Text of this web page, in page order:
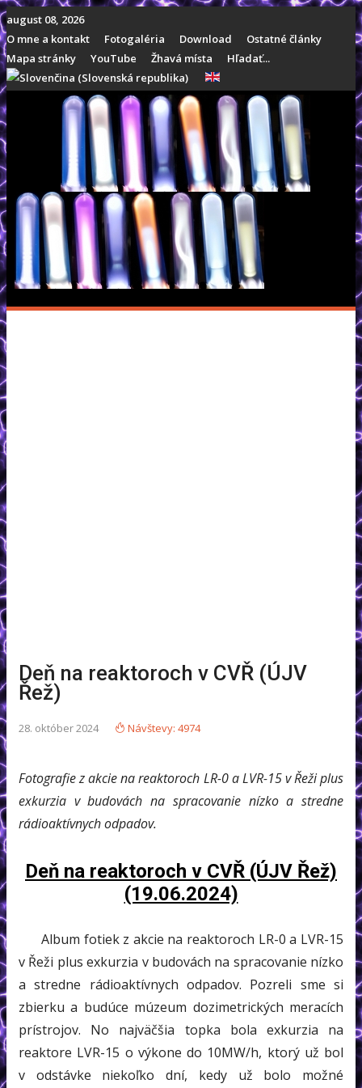
august 08, 2026
O mne a kontakt
Fotogaléria Download
Ostatné články
Mapa stránky
YouTube Žhavá místa Hľadať...
Deň na reaktoroch v CVŘ (ÚJV
Řež)
28. október 2024 Návštevy: 4974
Fotografie z akcie na reaktoroch LR-0 a LVR-15 v Řeži plus
exkurzia v budovách na spracovanie nízko a stredne
rádioaktívnych odpadov.
Deň na reaktoroch v CVŘ (ÚJV Řež)
(19.06.2024)
Album fotiek z akcie na reaktoroch LR-0 a LVR-15
v Řeži plus exkurzia v budovách na spracovanie nízko
a stredne rádioaktívnych odpadov. Pozreli sme si
zbierku a budúce múzeum dozimetrických meracích
prístrojov. No najväčšia topka bola exkurzia na
reaktore LVR-15 o výkone do 10MW/h, ktorý už bol
v odstávke niekoľko dní, kedy už bolo možné